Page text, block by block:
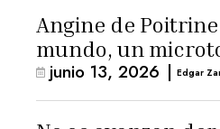
Angine de
mundo, un
junio 13, 2026 | Edgar